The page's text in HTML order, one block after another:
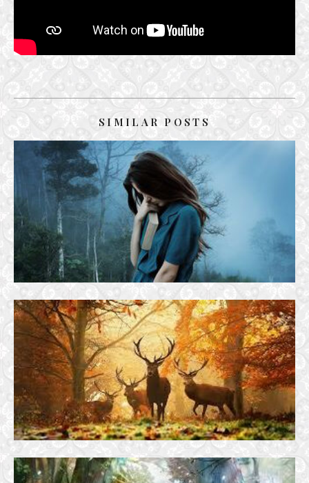
SIMILAR POSTS
VẪN TÌM NHAU
12 June, 2019
ĐÃ MẤY THU SANG
20 October, 2017